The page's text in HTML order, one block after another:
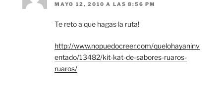
MAYO 12, 2010 A LAS 8:56 PM
Te reto a que hagas la ruta!
http://www.nopuedocreer.com/quelohayaninv
entado/13482/kit-kat-de-sabores-ruaros-
ruaros/